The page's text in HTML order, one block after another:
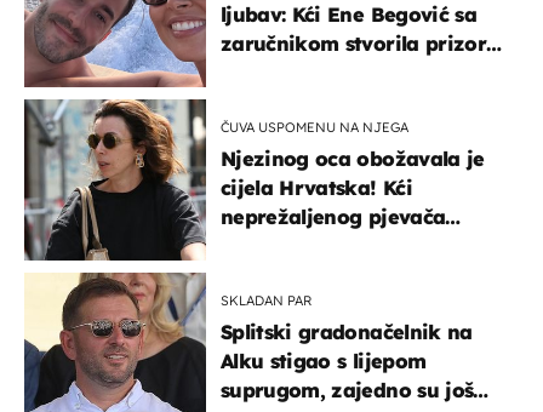
ljubav: Kći Ene Begović sa
zaručnikom stvorila prizor
ČUVA USPOMENU NA NJEGA
Njezinog oca obožavala je
cijela Hrvatska! Kći
neprežaljenog pjevača
SKLADAN PAR
Splitski gradonačelnik na
Alku stigao s lijepom
suprugom, zajedno su još